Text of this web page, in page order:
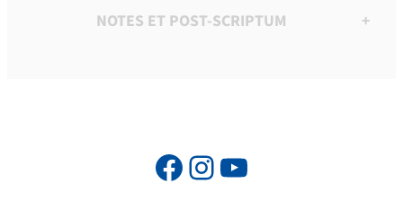
NOTES ET POST-SCRIPTUM +